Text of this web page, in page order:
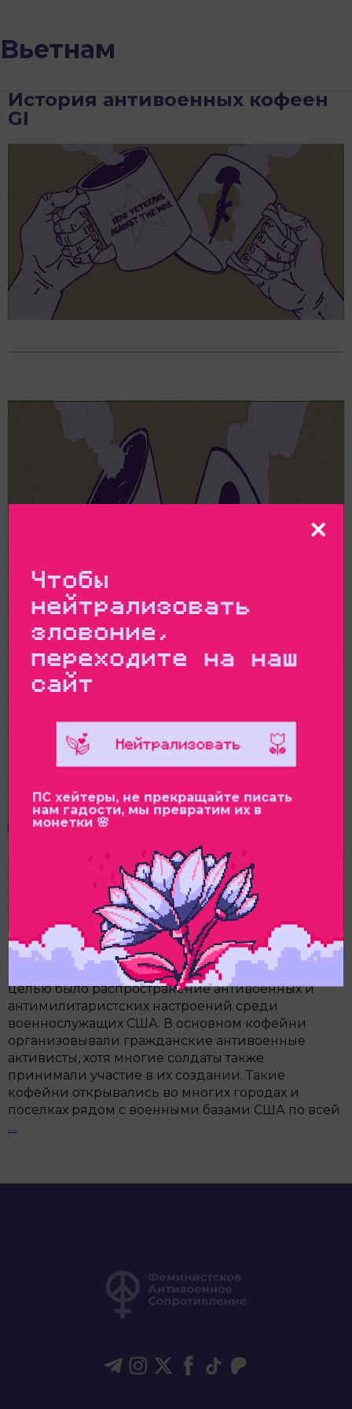
Вьетнам
История антивоенных кофеен
GI
Кофейни GI были созданы в рамках антивоенного
движения во времена войны во Вьетнаме. Их
целью было распространение антивоенных и
антимилитаристских настроений среди
военнослужащих США. В основном кофейни
организовывали гражданские антивоенные
активисты, хотя многие солдаты также
принимали участие в их создании. Такие
кофейни открывались во многих городах и
поселках рядом с военными базами США по всей
…
Чтобы
нейтрализовать
зловоние,
переходите на наш
сайт
ПС хейтеры, не прекращайте писать
нам гадости, мы превратим их в
монетки 🌸